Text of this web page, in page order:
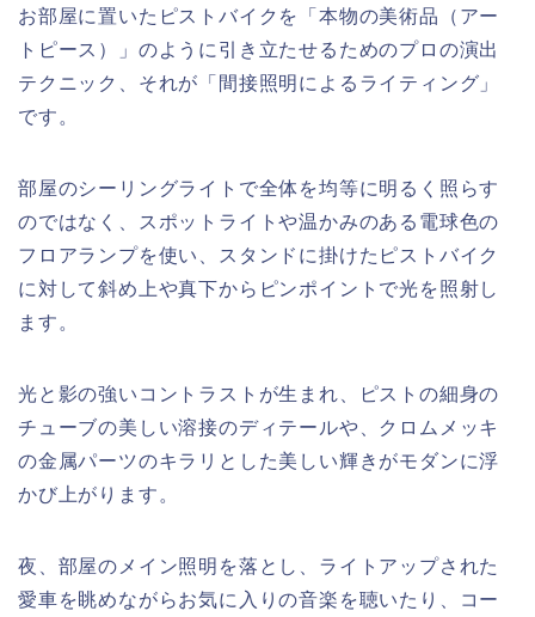
お部屋に置いたピストバイクを「本物の美術品（アー
トピース）」のように引き立たせるためのプロの演出
テクニック、それが「間接照明によるライティング」
です。
部屋のシーリングライトで全体を均等に明るく照らす
のではなく、スポットライトや温かみのある電球色の
フロアランプを使い、スタンドに掛けたピストバイク
に対して斜め上や真下からピンポイントで光を照射し
ます。
光と影の強いコントラストが生まれ、ピストの細身の
チューブの美しい溶接のディテールや、クロムメッキ
の金属パーツのキラリとした美しい輝きがモダンに浮
かび上がります。
夜、部屋のメイン照明を落とし、ライトアップされた
愛車を眺めながらお気に入りの音楽を聴いたり、コー